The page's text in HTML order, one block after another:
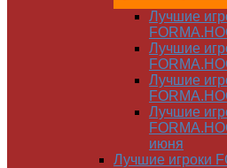
Лучшие
Лучшие
Лучшие
Лучшие
июня
Лучшие игроки